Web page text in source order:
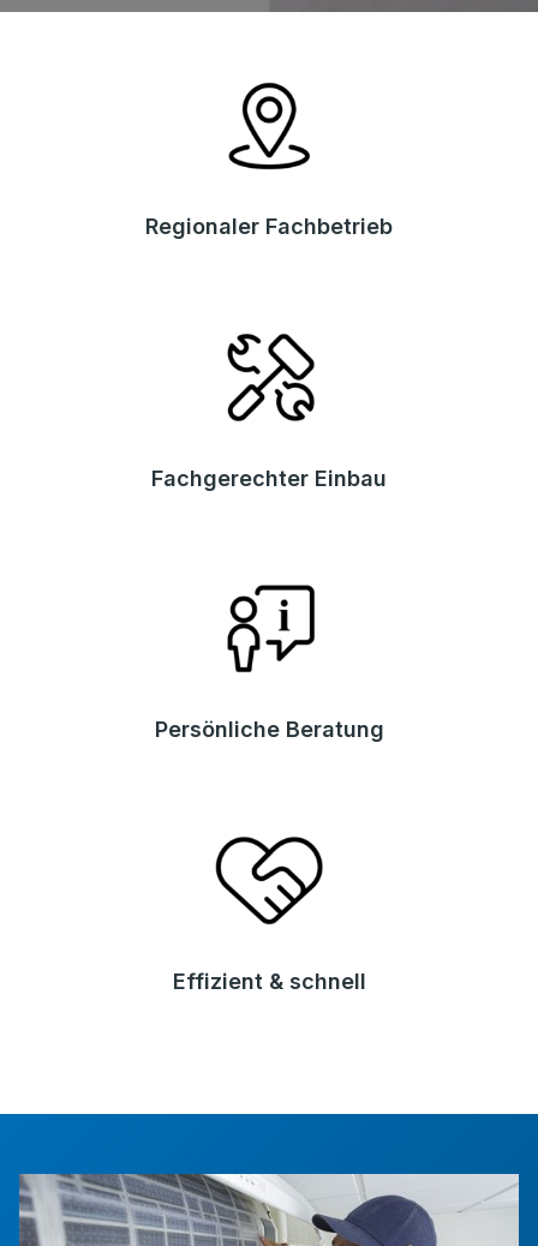
Regionaler Fachbetrieb
Fachgerechter Einbau
Persönliche Beratung
Effizient & schnell